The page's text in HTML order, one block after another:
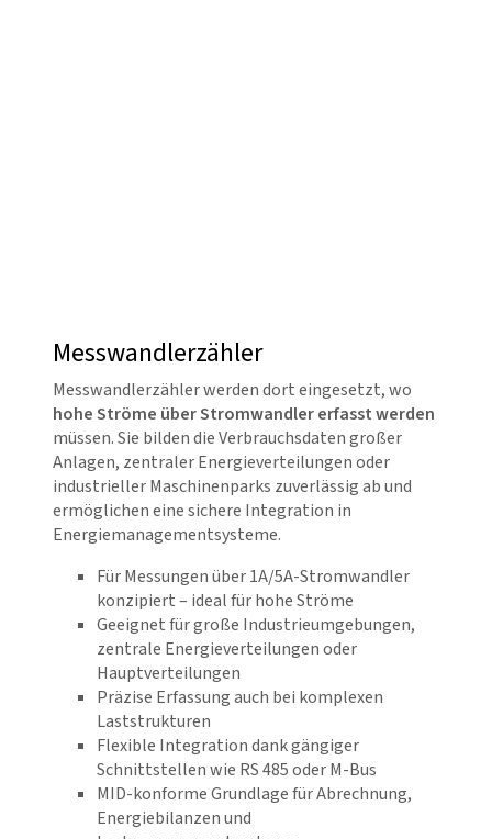
Messwandlerzähler
Messwandlerzähler werden dort eingesetzt, wo
hohe Ströme über Stromwandler erfasst werden
müssen. Sie bilden die Verbrauchsdaten großer
Anlagen, zentraler Energieverteilungen oder
industrieller Maschinenparks zuverlässig ab und
ermöglichen eine sichere Integration in
Energiemanagementsysteme.
Für Messungen über 1A/5A-Stromwandler
konzipiert – ideal für hohe Ströme
Geeignet für große Industrieumgebungen,
zentrale Energieverteilungen oder
Hauptverteilungen
Präzise Erfassung auch bei komplexen
Laststrukturen
Flexible Integration dank gängiger
Schnittstellen wie RS 485 oder M-Bus
MID-konforme Grundlage für Abrechnung,
Energiebilanzen und